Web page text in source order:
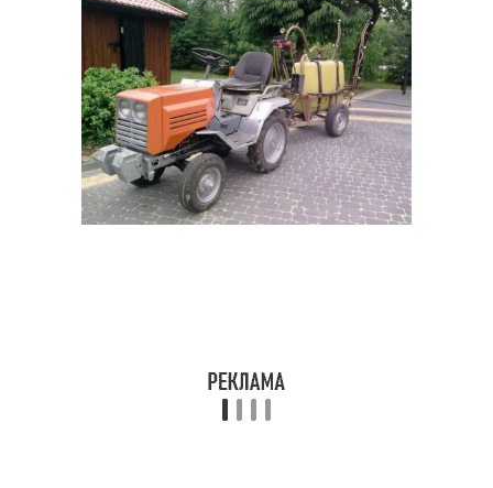
Самодельный плуг Плуг для минитрактора
Самодельный
культиватор
Культиватор для
минитрактора